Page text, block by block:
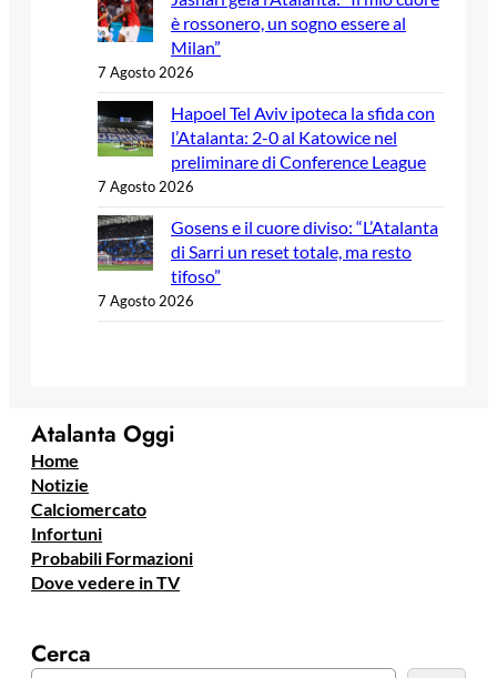
è rossonero, un sogno essere al
Milan”
7 Agosto 2026
Hapoel Tel Aviv ipoteca la sfida con
l’Atalanta: 2-0 al Katowice nel
preliminare di Conference League
7 Agosto 2026
Gosens e il cuore diviso: “L’Atalanta
di Sarri un reset totale, ma resto
tifoso”
7 Agosto 2026
Atalanta Oggi
Home
Notizie
Calciomercato
Infortuni
Probabili Formazioni
Dove vedere in TV
Cerca